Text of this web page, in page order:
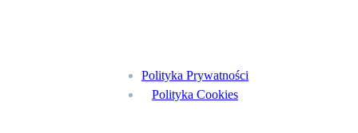
Polityka Prywatności
Polityka Cookies